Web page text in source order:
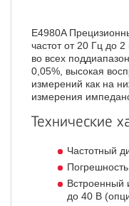
E4980A
частот от 20 Гц до
во всех
0,05%, высокая
измерений как на
измерения
Технические
Частотный
Встроенный
до 40 В